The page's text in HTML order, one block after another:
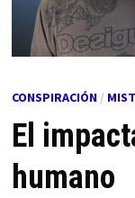
CONSPIRACIÓN/
El
humano